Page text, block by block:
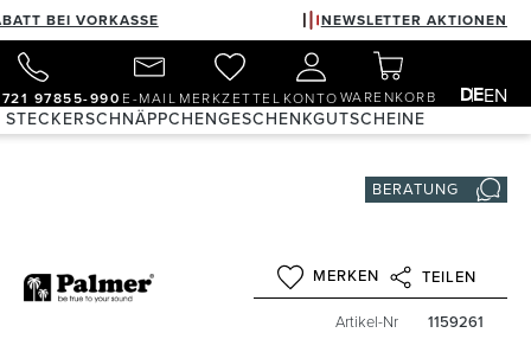
BEI VORKASSE NEWSLETTER AKTIONEN
97855-990 E-MAIL MERKZETTEL KONTOWARENKORB DEEN
SCHNÄPPCHENGESCHENKGUTSCHEINE
BERATUNG
MERKEN TEILEN
Artikel-Nr 1159261